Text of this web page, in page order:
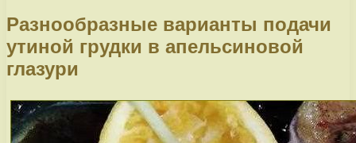
Разнообразные варианты подачи
утиной грудки в апельсиновой
глазури